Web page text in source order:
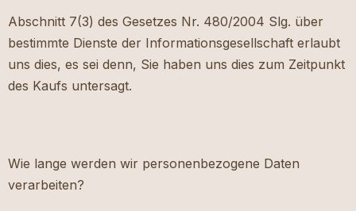
Abschnitt 7(3) des Gesetzes Nr. 480/2004 Slg. über
bestimmte Dienste der Informationsgesellschaft erlaubt
uns dies, es sei denn, Sie haben uns dies zum Zeitpunkt
des Kaufs untersagt.
Wie lange werden wir personenbezogene Daten
verarbeiten?